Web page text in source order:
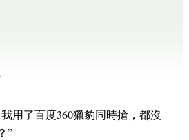
用了百度360獵豹同時搶，都沒
”